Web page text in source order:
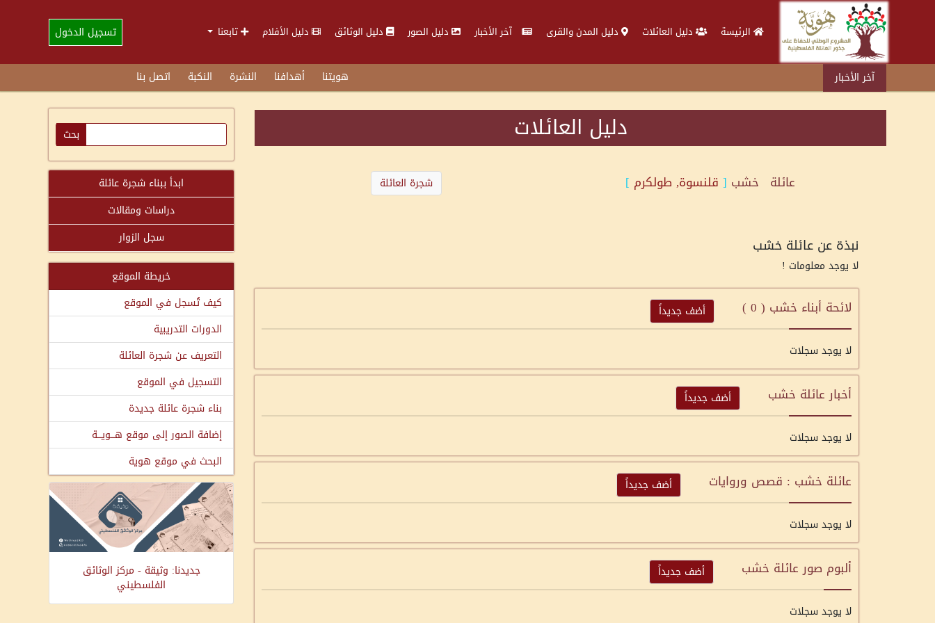
الرئيسة دليل العائلات دليل المدن والقرى آخر الأخبار دليل الصور دليل الوثائق دليل الأفلام تابعنا تسجيل الدخول
آخر الأخبار هويتنا أهدافنا النشرة النكبة اتصل بنا
دليل العائلات
عائلة خشب [ قلنسوة, طولكرم ] شجرة العائلة
نبذة عن عائلة خشب
لا يوجد معلومات !
لائحة أبناء خشب ( 0
) أضف جديداً
لا يوجد سجلات
أخبار عائلة خشب أضف جديداً
لا يوجد سجلات
عائلة خشب : قصص وروايات أضف جديداً
لا يوجد سجلات
ألبوم صور عائلة خشب أضف جديداً
لا يوجد سجلات
ابدأ ببناء شجرة عائلة
دراسات ومقالات
سجل الزوار
خريطة الموقع
كيف تُسجل في الموقع
الدورات التدريبية
التعريف عن شجرة العائلة
التسجيل في الموقع
بناء شجرة عائلة جديدة
إضافة الصور إلى موقع هـــويـــة
البحث في موقع هوية
جديدنا: وثيقة - مركز الوثائق
الفلسطيني